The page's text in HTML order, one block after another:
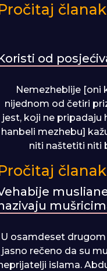
članak
od
Nemezheblije [oni
nijednom od četiri
jest, koji ne pripadaju
hanbeli mezhebu]
niti naštetiti niti
članak
U osamdeset
jasno rečeno da su
islama.